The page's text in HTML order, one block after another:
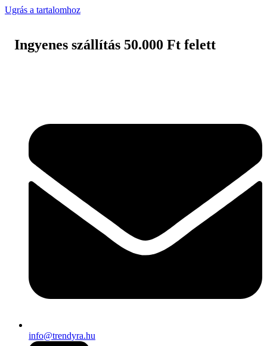
Ugrás a tartalomhoz
Ingyenes szállítás 50.000 Ft felett
info@trendyra.hu